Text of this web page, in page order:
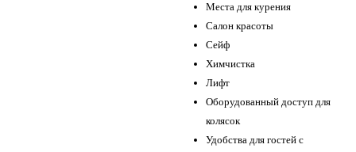
Места для курения
Салон красоты
Сейф
Химчистка
Лифт
Оборудованный доступ для
колясок
Удобства для гостей с